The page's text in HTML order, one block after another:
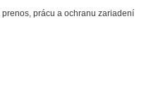
prácu a ochranu zariadení